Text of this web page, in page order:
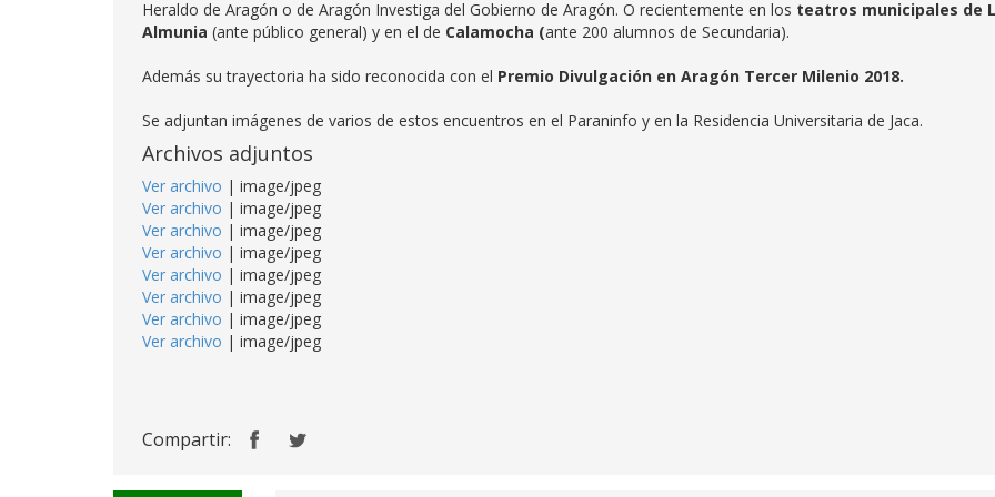
Heraldo de Aragón o de Aragón Investiga del Gobierno de Aragón. O recientemente en los teatros municipales de
Almunia (ante público general) y en el de Calamocha (ante 200 alumnos de Secundaria).
Además su trayectoria ha sido reconocida con el Premio Divulgación en Aragón Tercer Milenio 2018.
Se adjuntan imágenes de varios de estos encuentros en el Paraninfo y en la Residencia Universitaria de Jaca.
Archivos adjuntos
Ver archivo | image/jpeg
Ver archivo | image/jpeg
Ver archivo | image/jpeg
Ver archivo | image/jpeg
Ver archivo | image/jpeg
Ver archivo | image/jpeg
Ver archivo | image/jpeg
Ver archivo | image/jpeg
Compartir: